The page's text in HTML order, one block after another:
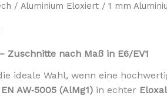
/ Aluminium Eloxiert / 1 mm
nach Maß in E6/EV1
ideale Wahl, wenn eine
EN AW‑5005 (AlMg1) in echter